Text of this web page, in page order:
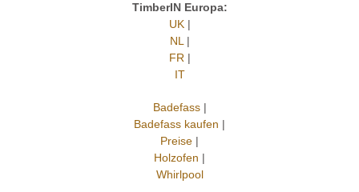
TimberIN Europa:
UK|
NL|
FR|
IT
Badefass|
Badefass kaufen |
Preise |
Holzofen |
Whirlpool